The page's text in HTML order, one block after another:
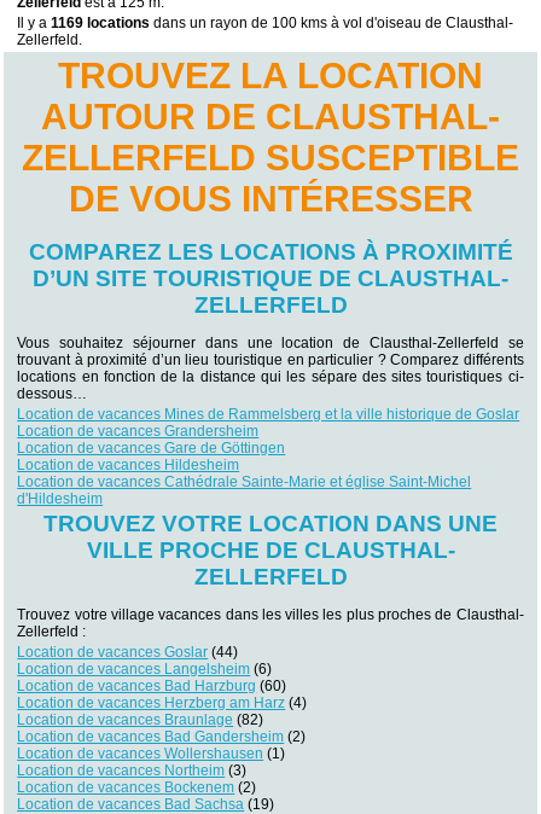
Il y a1169 locations dans un rayon de 100 kms à vol d'oiseau de Clausthal-
Zellerfeld.
TROUVEZ LA LOCATION
AUTOUR DE CLAUSTHAL-
ZELLERFELD SUSCEPTIBLE
DE VOUS INTÉRESSER
COMPAREZ LES LOCATIONS À PROXIMITÉ
D’UN SITE TOURISTIQUE DE CLAUSTHAL-
ZELLERFELD
Vous souhaitez séjourner dans une location de Clausthal-Zellerfeld se
trouvant à proximité d’un lieu touristique en particulier ? Comparez différents
locations en fonction de la distance qui les sépare des sites touristiques ci-
dessous…
Location de vacances Mines de Rammelsberg et la ville historique de Goslar
Location de vacances Grandersheim
Location de vacances Gare de Göttingen
Location de vacances Hildesheim
Location de vacances Cathédrale Sainte-Marie et église Saint-Michel
d'Hildesheim
TROUVEZ VOTRE LOCATION DANS UNE
VILLE PROCHE DE CLAUSTHAL-
ZELLERFELD
Trouvez votre village vacances dans les villes les plus proches de Clausthal-
Zellerfeld :
Location de vacances Goslar (44)
Location de vacances Langelsheim (6)
Location de vacances Bad Harzburg (60)
Location de vacances Herzberg am Harz (4)
Location de vacances Braunlage (82)
Location de vacances Bad Gandersheim (2)
Location de vacances Wollershausen (1)
Location de vacances Northeim (3)
Location de vacances Bockenem (2)
Location de vacances Bad Sachsa (19)